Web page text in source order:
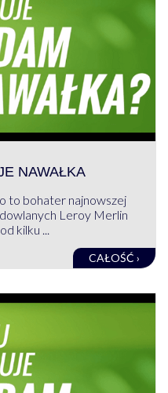
NAWAŁKA
to bohater najnowszej
Leroy Merlin
kilku ...
CAŁOŚĆ ›